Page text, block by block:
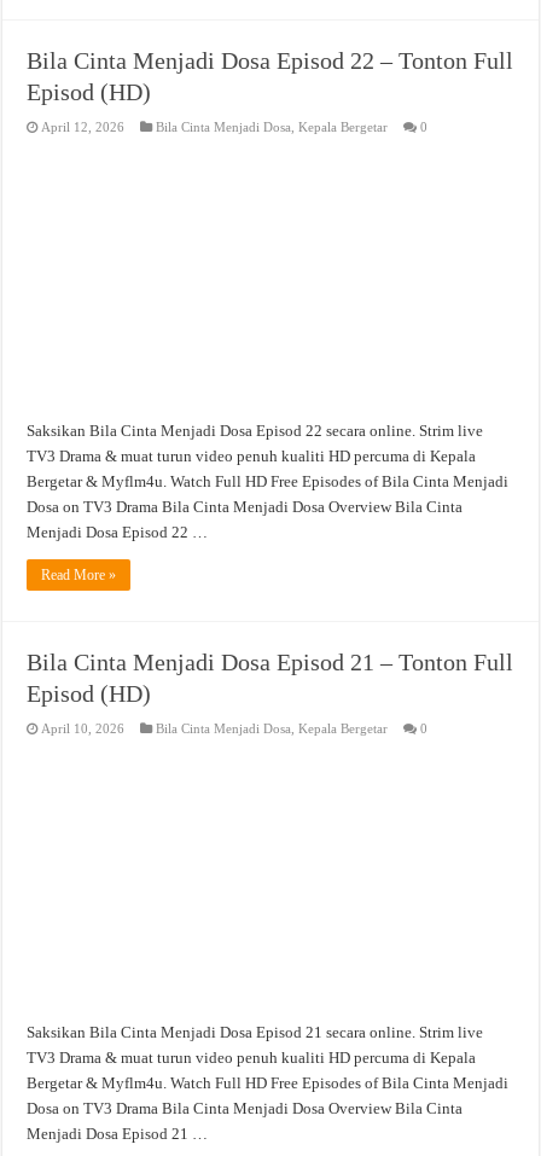
Bila Cinta Menjadi Dosa Episod 22 – Tonton Full
Episod (HD)
April 12, 2026 Bila Cinta Menjadi Dosa ,Kepala Bergetar 0
Saksikan Bila Cinta Menjadi Dosa Episod 22 secara online. Strim live
TV3 Drama & muat turun video penuh kualiti HD percuma di Kepala
Bergetar & Myflm4u. Watch Full HD Free Episodes of Bila Cinta Menjadi
Dosa on TV3 Drama Bila Cinta Menjadi Dosa Overview Bila Cinta
Menjadi Dosa Episod 22 …
Read More »
Bila Cinta Menjadi Dosa Episod 21 – Tonton Full
Episod (HD)
April 10, 2026 Bila Cinta Menjadi Dosa ,Kepala Bergetar 0
Saksikan Bila Cinta Menjadi Dosa Episod 21 secara online. Strim live
TV3 Drama & muat turun video penuh kualiti HD percuma di Kepala
Bergetar & Myflm4u. Watch Full HD Free Episodes of Bila Cinta Menjadi
Dosa on TV3 Drama Bila Cinta Menjadi Dosa Overview Bila Cinta
Menjadi Dosa Episod 21 …